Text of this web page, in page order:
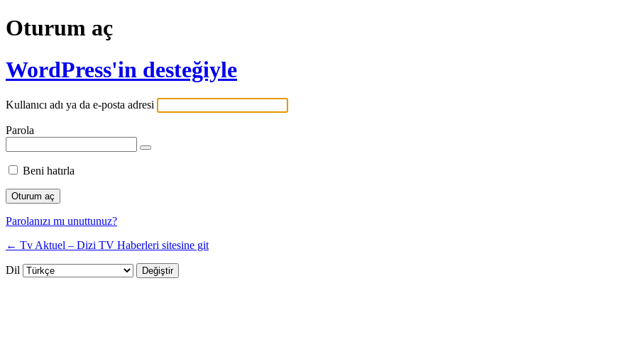
Oturum aç
WordPress'in desteğiyle
Kullanıcı adı ya da e-posta adresi
Parola
Beni hatırla
Parolanızı mı unuttunuz?
← Tv Aktuel – Dizi TV Haberleri sitesine git
Dil